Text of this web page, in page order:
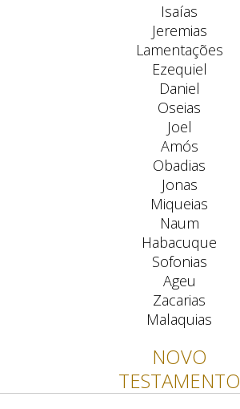
Isaías
Jeremias
Lamentações
Ezequiel
Daniel
Oseias
Joel
Amós
Obadias
Jonas
Miqueias
Naum
Habacuque
Sofonias
Ageu
Zacarias
Malaquias
NOVO
TESTAMENTO